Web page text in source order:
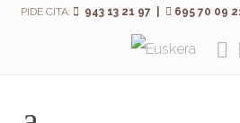
PIDE CITA: 943 13 21 97 | 695 70 09